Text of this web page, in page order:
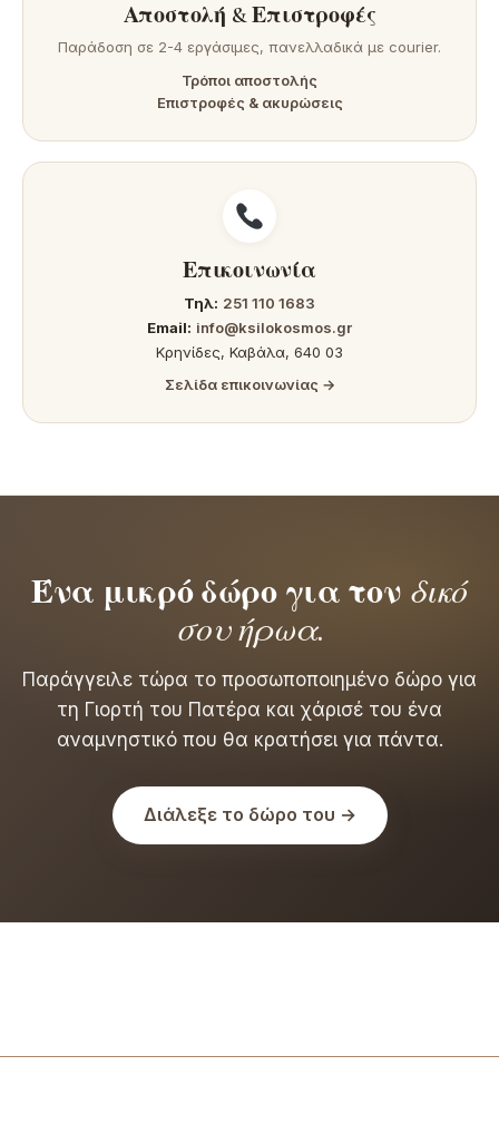
Αποστολή & Επιστροφές
Παράδοση σε 2-4 εργάσιμες, πανελλαδικά με courier.
Τρόποι αποστολής
Επιστροφές & ακυρώσεις
Επικοινωνία
Τηλ: 251 110 1683
Email: info@ksilokosmos.gr
Κρηνίδες, Καβάλα, 640 03
Σελίδα επικοινωνίας →
Ένα μικρό δώρο για τον δικό
σου ήρωα.
Παράγγειλε τώρα το προσωποποιημένο δώρο για
τη Γιορτή του Πατέρα και χάρισέ του ένα
αναμνηστικό που θα κρατήσει για πάντα.
Διάλεξε το δώρο του →